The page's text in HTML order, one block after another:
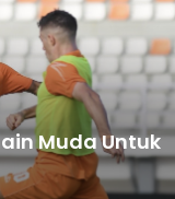
Muda Untuk